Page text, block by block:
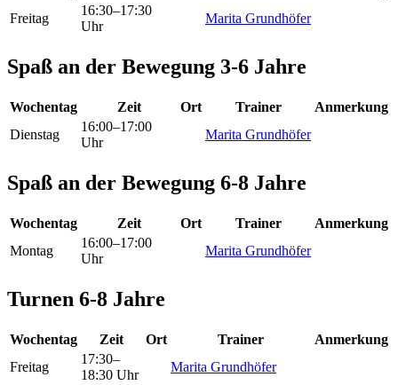
Freitag
16:30–17:30
Uhr
Marita Grundhöfer
Spaß an der Bewegung 3-6 Jahre
Wochentag Zeit Ort Trainer
Anmerkung
Dienstag
16:00–17:00
Uhr
Marita Grundhöfer
Spaß an der Bewegung 6-8 Jahre
Wochentag Zeit Ort Trainer
Anmerkung
Montag
16:00–17:00
Uhr
Marita Grundhöfer
Turnen 6-8 Jahre
Wochentag Zeit Ort Trainer
Anmerkung
Freitag
17:30–
18:30 Uhr
Marita Grundhöfer